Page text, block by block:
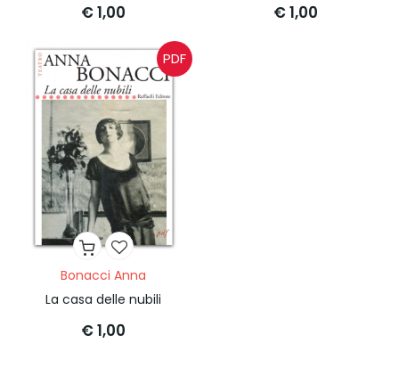
€ 1,00 € 1,00
PDF
Bonacci Anna
La casa delle nubili
€ 1,00